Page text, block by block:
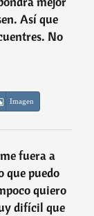
Así que
No
Imagen
fuera a
que puedo
quiero
difícil que